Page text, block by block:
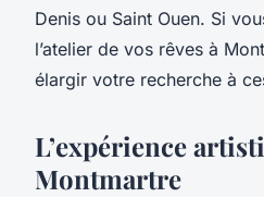
Denis ou Saint Ouen. Si
l’atelier de vos rêves à
élargir votre recherche à
L’expérience
Montmartre